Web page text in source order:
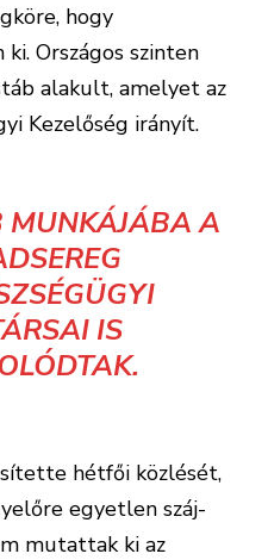
hogy
Országos szinten
alakult, amelyet az
Kezelőség irányít.
MUNKÁJÁBA A
IS
hétfői közlését,
egyetlen száj-
mutattak ki az